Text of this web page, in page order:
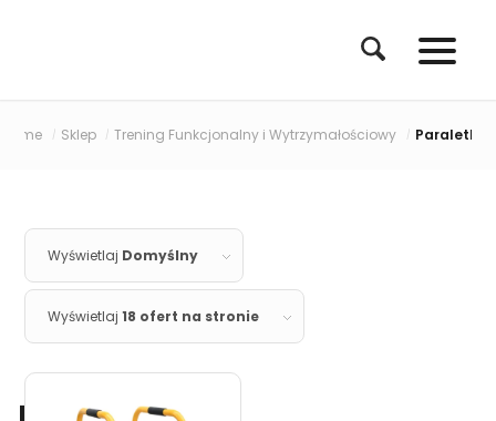
Home / Sklep / Trening Funkcjonalny i Wytrzymałościowy / Paraletki
Wyświetlaj Domyślny
Wyświetlaj18 ofert na stronie